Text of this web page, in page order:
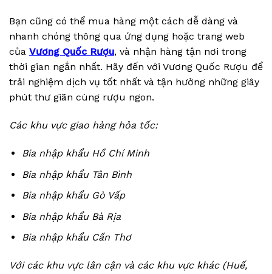
Bạn cũng có thể mua hàng một cách dễ dàng và
nhanh chóng thông qua ứng dụng hoặc trang web
của Vương Quốc Rượu, và nhận hàng tận nơi trong
thời gian ngắn nhất. Hãy đến với Vương Quốc Rượu để
trải nghiệm dịch vụ tốt nhất và tận hưởng những giây
phút thư giãn cùng rượu ngon.
Các khu vực giao hàng hỏa tốc:
Bia nhập khẩu Hồ Chí Minh
Bia nhập khẩu Tân Bình
Bia nhập khẩu Gò Vấp
Bia nhập khẩu Bà Rịa
Bia nhập khẩu Cần Thơ
Với các khu vực lân cận và các khu vực khác (Huế,